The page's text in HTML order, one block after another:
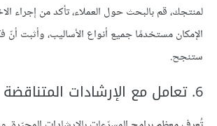
لمنتجك، قم بالبحث حول العملاء، تأكد من إجراء
الإمكان مستخدمًا جميع أنواع الأساليب، وأثبت أنّ
ستنجح.
6. تعامل مع الإرشادات المتناقضة بحكمة